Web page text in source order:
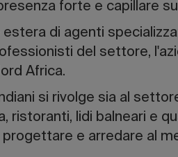
forte e capillare
di agenti
del settore,
Africa.
si rivolge sia al
ristoranti, lidi balneari e
e arredare al